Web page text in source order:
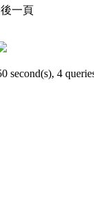
一頁
second(s), 4